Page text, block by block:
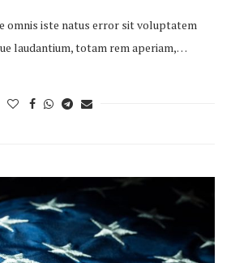
omnis iste natus error sit voluptatem
laudantium, totam rem aperiam,…